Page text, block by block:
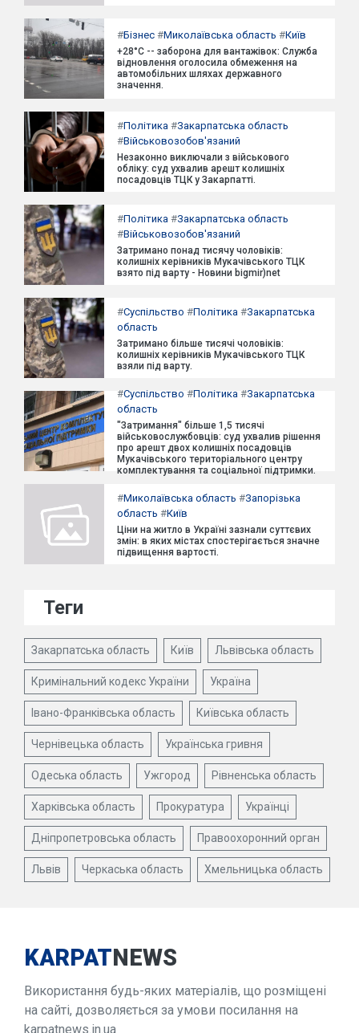
#Бізнес #Миколаївська область #Київ
+28°C -- заборона для вантажівок: Служба
відновлення оголосила обмеження на
автомобільних шляхах державного
значення.
#Політика #Закарпатська область
#Військовозобов'язаний
Незаконно виключали з військового
обліку: суд ухвалив арешт колишніх
посадовців ТЦК у Закарпатті.
#Політика #Закарпатська область
#Військовозобов'язаний
Затримано понад тисячу чоловіків:
колишніх керівників Мукачівського ТЦК
взято під варту - Новини bigmir)net
#Суспільство #Політика #Закарпатська
область
Затримано більше тисячі чоловіків:
колишніх керівників Мукачівського ТЦК
взяли під варту.
#Суспільство #Політика #Закарпатська
область
"Затримання" більше 1,5 тисячі
військовослужбовців: суд ухвалив рішення
про арешт двох колишніх посадовців
Мукачівського територіального центру
комплектування та соціальної підтримки.
#Миколаївська область #Запорізька
область #Київ
Ціни на житло в Україні зазнали суттєвих
змін: в яких містах спостерігається значне
підвищення вартості.
Теги
Закарпатська область Київ Львівська область
Кримінальний кодекс України Україна
Івано-Франківська область Київська область
Чернівецька область Українська гривня
Одеська область Ужгород Рівненська область
Харківська область Прокуратура Українці
Дніпропетровська область Правоохоронний орган
Львів Черкаська область Хмельницька область
KARPATNEWS
Використання будь-яких матеріалів, що розміщені
на сайті, дозволяється за умови посилання на
karpatnews.in.ua